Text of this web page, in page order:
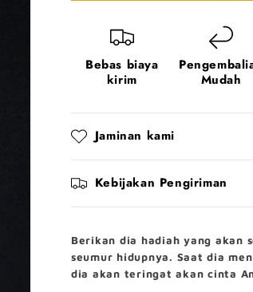
Bebas biaya
kirim
Mudah
Jaminan kami
Kebijakan Pengiriman
Berikan dia hadiah yang akan
seumur hidupnya. Saat dia
dia akan teringat akan cinta